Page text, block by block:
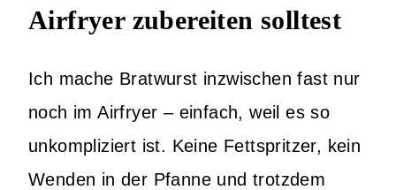
Airfryer zubereiten solltest
Ich mache Bratwurst inzwischen fast nur
noch im Airfryer – einfach, weil es so
unkompliziert ist. Keine Fettspritzer, kein
Wenden in der Pfanne und trotzdem